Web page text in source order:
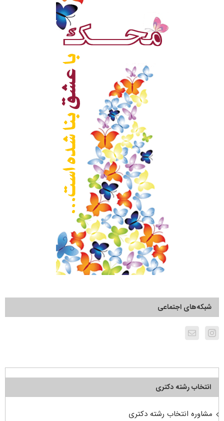
شبکه‌های اجتماعی
انتخاب رشته دکتری
مشاوره انتخاب رشته دکتری